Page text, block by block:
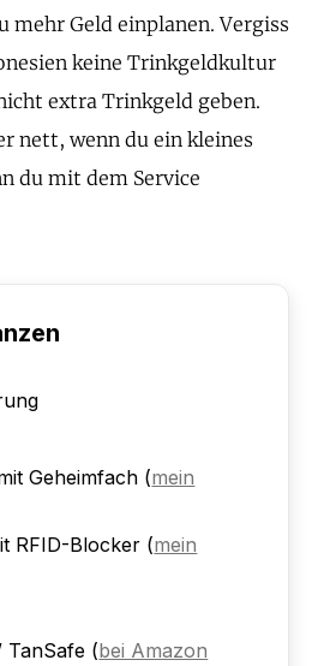
Geld einplanen. Vergiss
keine Trinkgeldkultur
extra Trinkgeld geben.
nett, wenn du ein kleines
du mit dem Service
Geheimfach (mein
RFID-Blocker (mein
TanSafe (bei Amazon